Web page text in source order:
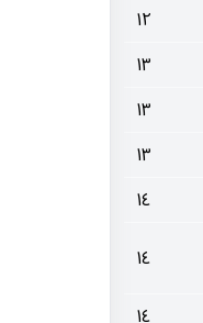
١٢
١٣
١٣
١٣
١٤
١٤